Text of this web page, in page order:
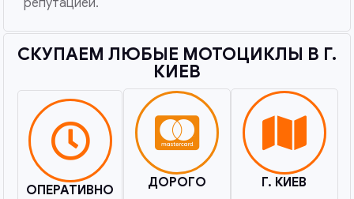
репутацией.
СКУПАЕМ ЛЮБЫЕ МОТОЦИКЛЫ В Г.
КИЕВ​
ОПЕРАТИВНО ДОРОГО Г. КИЕВ